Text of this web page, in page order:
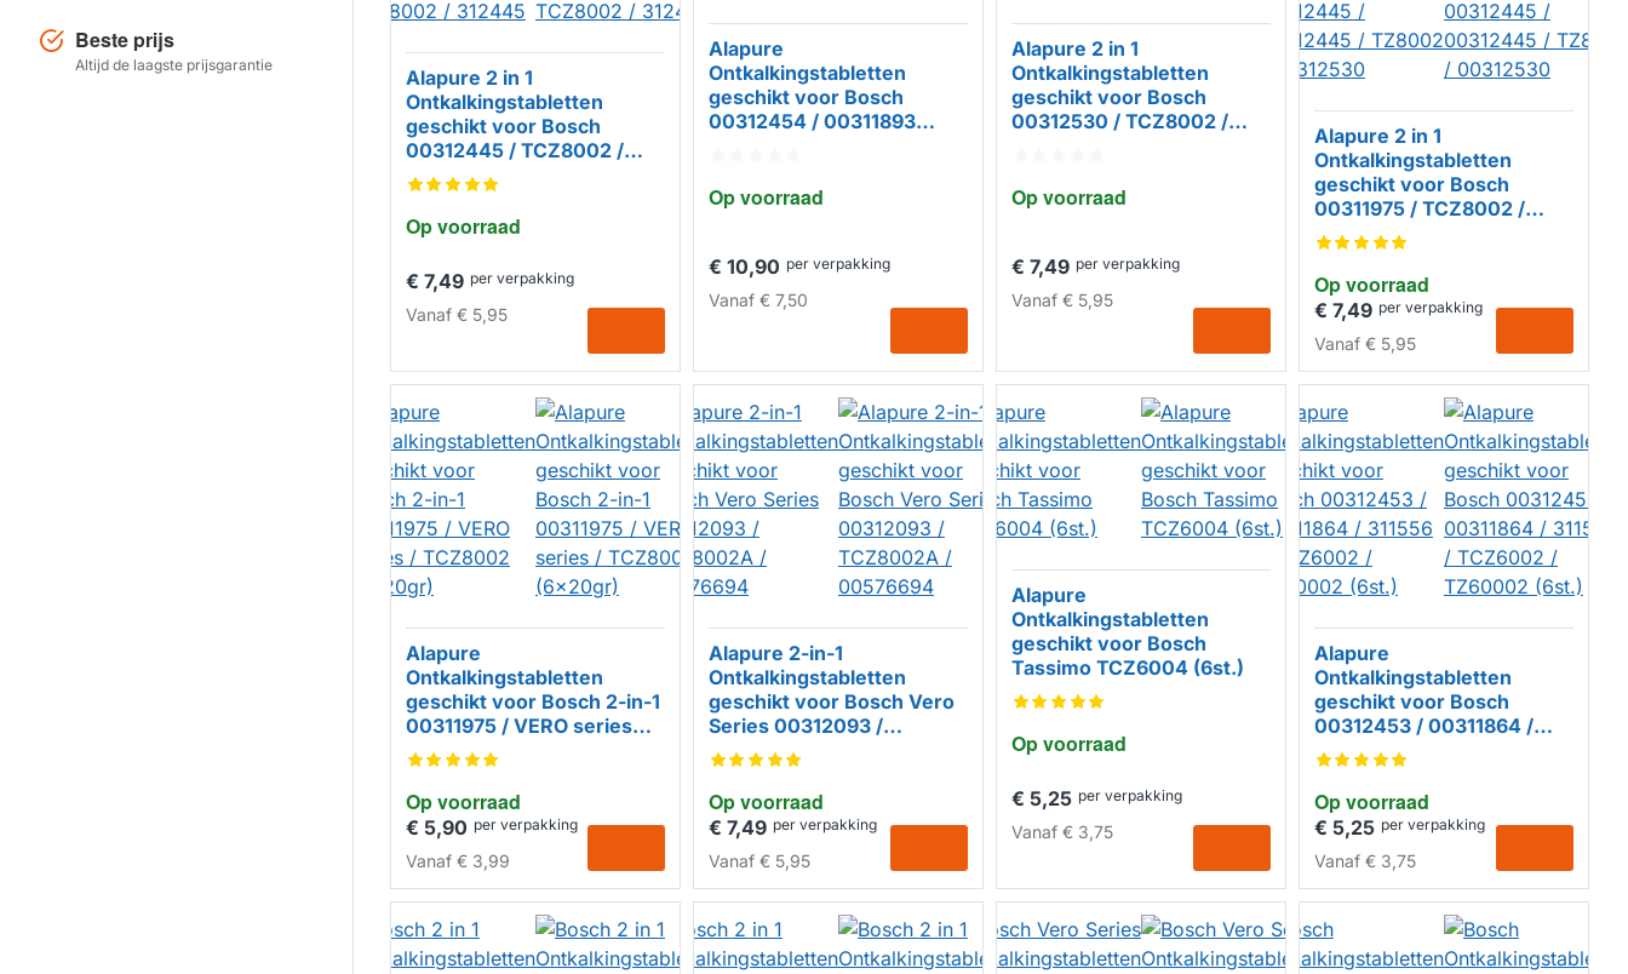
Beste prijs
Altijd de laagste prijsgarantie
Op voorraad
Alapure 2 in 1
Ontkalkingstabletten
geschikt voor Bosch
00312445 / TCZ8002 /
TCZ8002 / 312445
€ 7,49 per verpakking
Vanaf € 5,95
Op voorraad
Alapure
Ontkalkingstabletten
geschikt voor Bosch
00312454 / 00311893
€ 10,90 per verpakking
Vanaf€ 7,50
Op voorraad
Alapure 2 in 1
Ontkalkingstabletten
geschikt voor Bosch
00312530 / TCZ8002 /
€ 7,49 per verpakking
Vanaf€ 5,95
HUISMERK
Op voorraad
Alapure 2 in 1
Ontkalkingstabletten
geschikt voor Bosch
00311975 / TCZ8002 /
00312445 / 00312445 /
TZ8002 / 00312530
€ 7,49 per verpakking
Vanaf€ 5,95
HUISMERK
Op voorraad
Alapure
Ontkalkingstabletten
geschikt voor Bosch 2-in-1
00311975 / VERO series
/ TCZ8002 (6x20gr)
€ 5,90 per verpakking
Vanaf € 3,99
HUISMERK
Op voorraad
Alapure 2-in-1
Ontkalkingstabletten
geschikt voor Bosch Vero
Series 00312093 /
TCZ8002A / 00576694
€ 7,49 per verpakking
Vanaf€ 5,95
HUISMERK
Op voorraad
Alapure
Ontkalkingstabletten
geschikt voor Bosch
Tassimo TCZ6004 (6st.)
€ 5,25 per verpakking
Vanaf€ 3,75
HUISMERK
Op voorraad
Alapure
Ontkalkingstabletten
geschikt voor Bosch
00312453 / 00311864 /
311556 / TCZ6002 /
TZ60002 (6st.)
€ 5,25 per verpakking
Vanaf€ 3,75